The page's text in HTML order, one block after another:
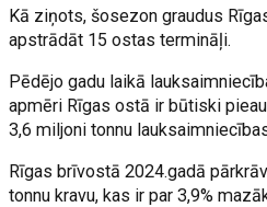
Kā ziņots, šosezon graudus
apstrādāt 15 ostas termināļi.
Pēdējo gadu laikā
apmēri Rīgas ostā ir būtiski
3,6 miljoni tonnu
Rīgas brīvostā 2024.gadā
tonnu kravu, kas ir par 3,9%